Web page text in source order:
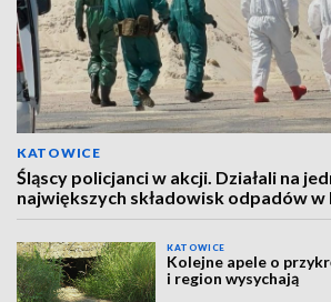
KATOWICE
Śląscy policjanci w akcji. Działali na
największych składowisk odpadów w
KATOWICE
Kolejne apele o
i region wysychają